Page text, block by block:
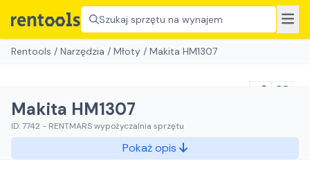
Szukaj sprzętu na wynajem
Rentools / Narzędzia / Młoty / Makita HM1307
Makita HM1307
ID:7742 - RENTMARS wypożyczalnia sprzętu
Pokaż opis